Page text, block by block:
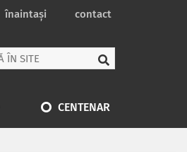
înaintași contact
CENTENAR